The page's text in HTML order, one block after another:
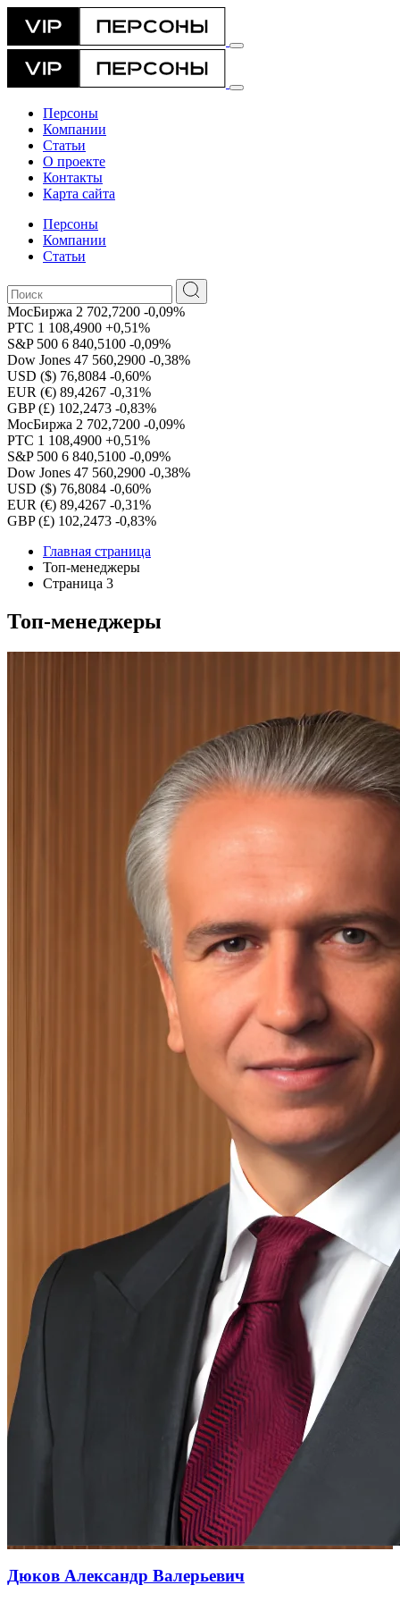
Персоны
Компании
Статьи
О проекте
Контакты
Карта сайта
Персоны
Компании
Статьи
МосБиржа 2 702,7200 -0,09%
РТС 1 108,4900 +0,51%
S&P 500 6 840,5100 -0,09%
Dow Jones 47 560,2900 -0,38%
USD ($) 76,8084 -0,60%
EUR (€) 89,4267 -0,31%
GBP (£) 102,2473 -0,83%
МосБиржа 2 702,7200 -0,09%
РТС 1 108,4900 +0,51%
S&P 500 6 840,5100 -0,09%
Dow Jones 47 560,2900 -0,38%
USD ($) 76,8084 -0,60%
EUR (€) 89,4267 -0,31%
GBP (£) 102,2473 -0,83%
Главная страница
Топ-менеджеры
Страница 3
Топ-менеджеры
Дюков Александр Валерьевич